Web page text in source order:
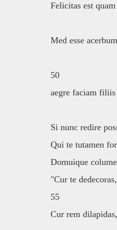
Felicitas est
Med esse
50
aegre faciam filiis
Si nunc redire
Qui te tutamen
Domuique
"Cur te
55
Cur rem